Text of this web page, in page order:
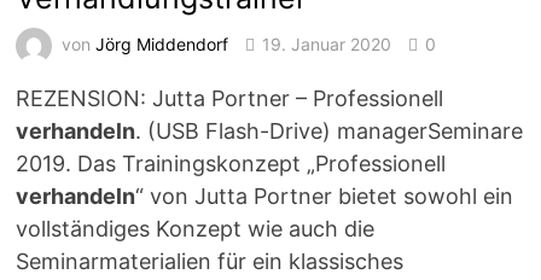
vonJörg Middendorf 19. Januar 2020 0
REZENSION: Jutta Portner – Professionell
verhandeln. (USB Flash-Drive) managerSeminare
2019. Das Trainingskonzept „Professionell
verhandeln“ von Jutta Portner bietet sowohl ein
vollständiges Konzept wie auch die
Seminarmaterialien für ein klassisches